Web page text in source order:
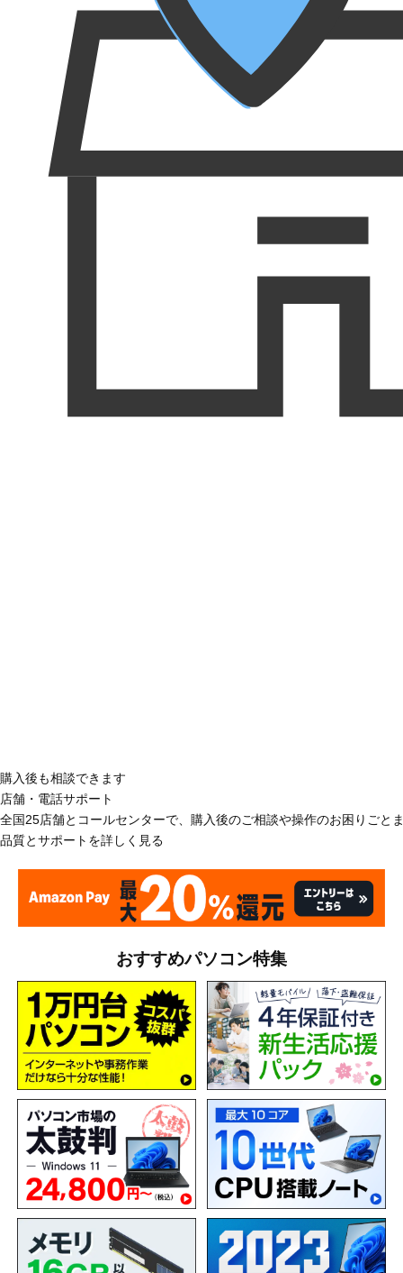
購入後も相談できます
店舗・電話サポート
全国25店舗とコールセンターで、購入後のご相談や操作のお困りごと
品質とサポートを詳しく見る
おすすめパソコン特集